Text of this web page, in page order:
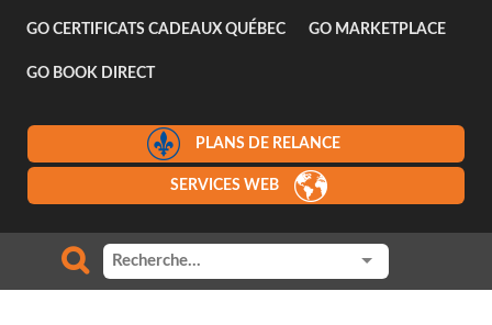
GO CERTIFICATS CADEAUX QUÉBEC GO MARKETPLACE
GO BOOK DIRECT
PLANS DE RELANCE
SERVICES WEB